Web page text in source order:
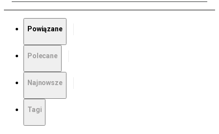
Powiązane
Polecane
Najnowsze
Tagi